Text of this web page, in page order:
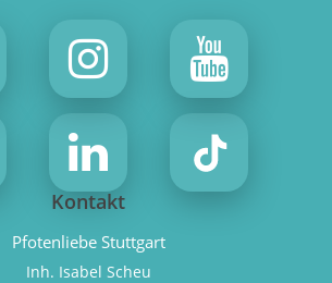
Kontakt
Pfotenliebe Stuttgart
Inh. Isabel Scheu